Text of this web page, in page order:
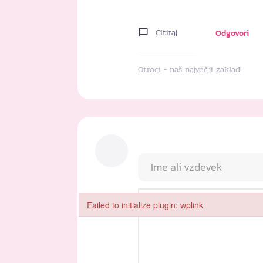
Citiraj Odgovori
Otroci - naš največji zaklad!
Failed to initialize plugin: wplink
Failed to initialize plugin: wplink